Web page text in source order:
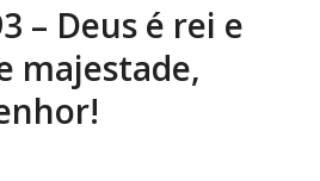
– Deus é rei e
majestade,